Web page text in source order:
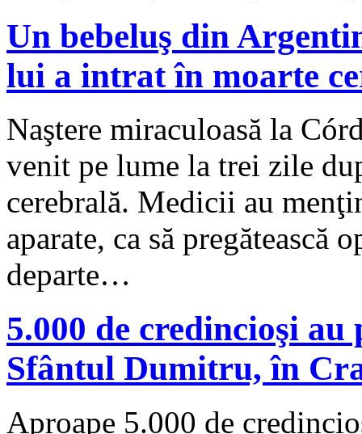
Un bebeluş din
lui a intrat în moarte
Naştere miraculoasă la
venit pe lume la trei zile
cerebrală. Medicii au
aparate, ca să pregătească
departe…
5.000 de credincioşi
Sfântul Dumitru, în
Aproape 5.000 de